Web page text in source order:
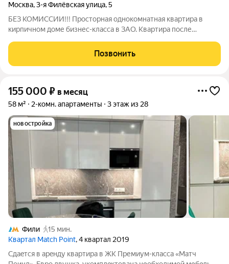
Москва,3-я Филёвская улица,5
БЕЗ КОМИССИИ!!! Просторная однокомнатная квартира в
кирпичном доме бизнес-класса в ЗАО. Квартира после
единой столешницей, посудомоечная и стиральная машины,
встроенный фильтр для воды,
Позвонить
155 000 ₽ в месяц
58 м² 2-комн. апартаменты 3 этаж из 28
новостройка
Фили
15 мин.
Квартал Match Point, 4 квартал 2019
Cдaeтся в aрeнду квaртира в ЖК Пpемиум-клaсcа «Мaтч